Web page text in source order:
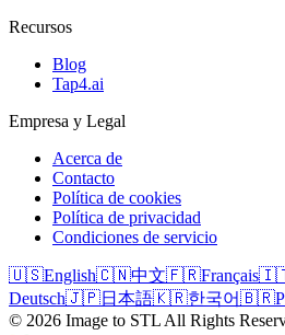
Recursos
Blog
Tap4.ai
Empresa y Legal
Acerca de
Contacto
Política de cookies
Política de privacidad
Condiciones de servicio
🇺🇸English🇨🇳中文🇫🇷Français
Deutsch🇯🇵日本語🇰🇷한국어🇧🇷
© 2026 Image to STL All Rights